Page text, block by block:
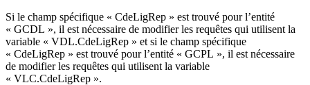
Si le champ spécifique « CdeLigRep » est trouvé pour l’entité
« GCDL », il est nécessaire de modifier les requêtes qui utilisent la
variable « VDL.CdeLigRep » et si le champ spécifique
« CdeLigRep » est trouvé pour l’entité « GCPL », il est nécessaire
de modifier les requêtes qui utilisent la variable
« VLC.CdeLigRep ».